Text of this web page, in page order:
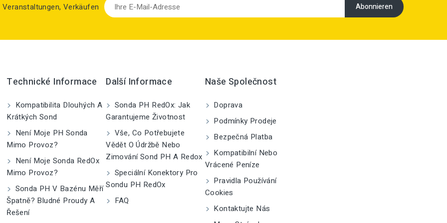
Verkäufen
Technické Informace
Kompatibilita Dlouhých A
Krátkých Sond
Není Moje PH Sonda
Mimo Provoz?
Není Moje Sonda RedOx
Mimo Provoz?
Sonda PH V Bazénu Měří
Špatně? Bludné Proudy A
Řešení
Další Informace
Sonda PH RedOx: Jak
Garantujeme Životnost
Vše, Co Potřebujete
Vědět O Údržbě Nebo
Zimování Sond PH A Redox
Speciální Konektory Pro
Sondu PH RedOx
FAQ
Naše Společnost
Doprava
Podmínky Prodeje
Bezpečná Platba
Kompatibilní Nebo
Vrácené Peníze
Pravidla Používání
Cookies
Kontaktujte Nás